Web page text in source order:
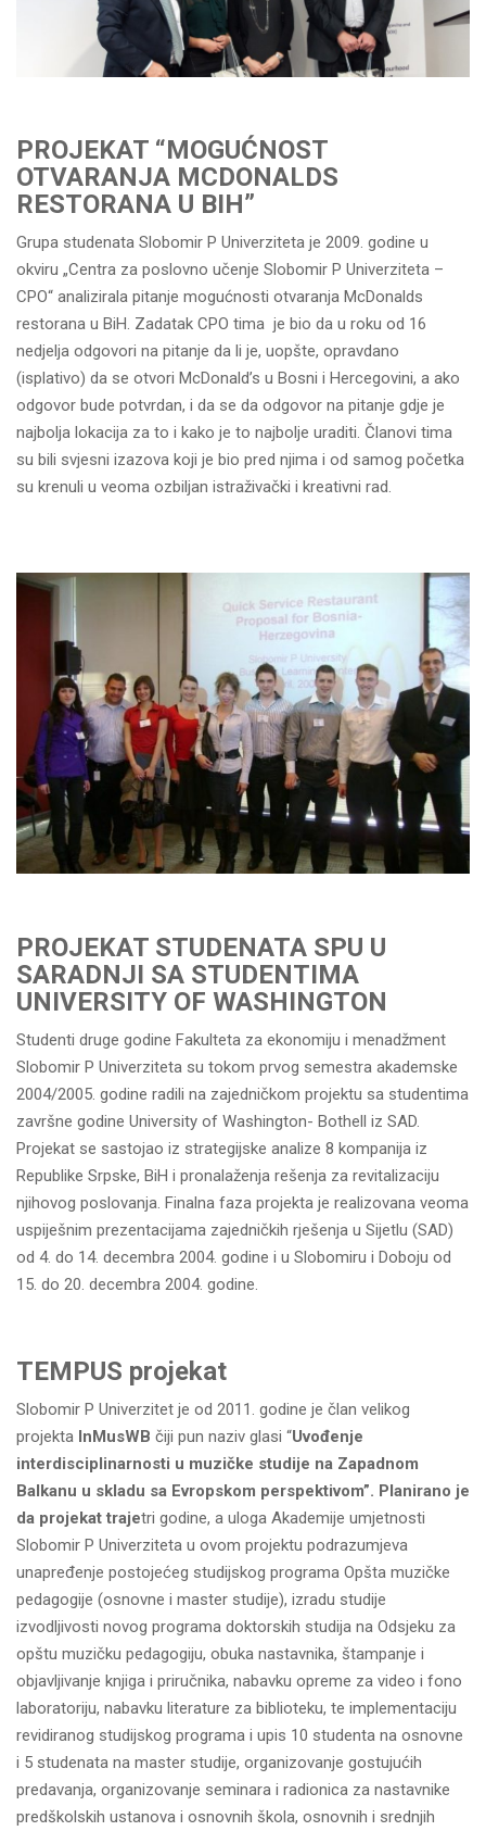
PROJEKAT “MOGUĆNOST
OTVARANJA MCDONALDS
RESTORANA U BIH”
Grupa studenata Slobomir P Univerziteta je 2009. godine u
okviru „Centra za poslovno učenje Slobomir P Univerziteta –
CPO“ analizirala pitanje mogućnosti otvaranja McDonalds
restorana u BiH. Zadatak CPO tima je bio da u roku od 16
nedjelja odgovori na pitanje da li je, uopšte, opravdano
(isplativo) da se otvori McDonald’s u Bosni i Hercegovini, a ako
odgovor bude potvrdan, i da se da odgovor na pitanje gdje je
najbolja lokacija za to i kako je to najbolje uraditi. Članovi tima
su bili svjesni izazova koji je bio pred njima i od samog početka
su krenuli u veoma ozbiljan istraživački i kreativni rad.
PROJEKAT STUDENATA SPU U
SARADNJI SA STUDENTIMA
UNIVERSITY OF WASHINGTON
Studenti druge godine Fakulteta za ekonomiju i menadžment
Slobomir P Univerziteta su tokom prvog semestra akademske
2004/2005. godine radili na zajedničkom projektu sa studentima
završne godine University of Washington- Bothell iz SAD.
Projekat se sastojao iz strategijske analize 8 kompanija iz
Republike Srpske, BiH i pronalaženja rešenja za revitalizaciju
njihovog poslovanja. Finalna faza projekta je realizovana veoma
uspiješnim prezentacijama zajedničkih rješenja u Sijetlu (SAD)
od 4. do 14. decembra 2004. godine i u Slobomiru i Doboju od
15. do 20. decembra 2004. godine.
TEMPUS projekat
Slobomir P Univerzitet je od 2011. godine je član velikog
projekta InMusWB čiji pun naziv glasi “Uvođenje
interdisciplinarnosti u muzičke studije na Zapadnom
Balkanu u skladu sa Evropskom perspektivom”. Planirano je
da projekat trajetri godine, a uloga Akademije umjetnosti
Slobomir P Univerziteta u ovom projektu podrazumjeva
unapređenje postojećeg studijskog programa Opšta muzičke
pedagogije (osnovne i master studije), izradu studije
izvodljivosti novog programa doktorskih studija na Odsjeku za
opštu muzičku pedagogiju, obuka nastavnika, štampanje i
objavljivanje knjiga i priručnika, nabavku opreme za video i fono
laboratoriju, nabavku literature za biblioteku, te implementaciju
revidiranog studijskog programa i upis 10 studenta na osnovne
i 5 studenata na master studije, organizovanje gostujućih
predavanja, organizovanje seminara i radionica za nastavnike
predškolskih ustanova i osnovnih škola, osnovnih i srednjih